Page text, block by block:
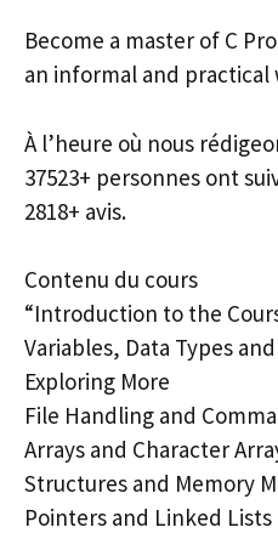
Become a master of C
an informal and practical
À l’heure où nous
37523+ personnes ont
2818+ avis.
Contenu du cours
“Introduction to the
Variables, Data Types
Exploring More
File Handling and
Arrays and Character
Structures and Memory
Pointers and Linked Lists